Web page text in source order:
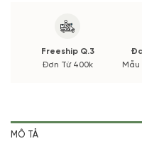
Freeship Q.3
Đơn Từ 400k
Mẫu
MÔ TẢ